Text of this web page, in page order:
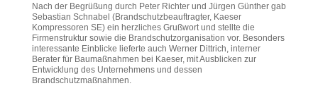
Nach der Begrüßung durch Peter Richter und Jürgen Günther gab
Sebastian Schnabel (Brandschutzbeauftragter, Kaeser
Kompressoren SE) ein herzliches Grußwort und stellte die
Firmenstruktur sowie die Brandschutzorganisation vor. Besonders
interessante Einblicke lieferte auch Werner Dittrich, interner
Berater für Baumaßnahmen bei Kaeser, mit Ausblicken zur
Entwicklung des Unternehmens und dessen
Brandschutzmaßnahmen.